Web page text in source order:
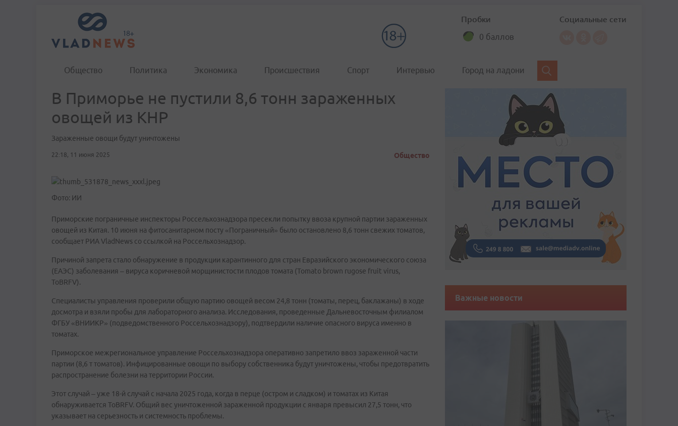
Пробки
0 баллов
Социальные сети
Общество Политика Экономика Происшествия Спорт Интервью Город на ладони
В Приморье не пустили 8,6 тонн зараженных
овощей из КНР
Зараженные овощи будут уничтожены
22:18, 11 июня 2025 Общество
Фото: ИИ
Приморские пограничные инспекторы Россельхознадзора пресекли попытку ввоза крупной партии зараженных
овощей из Китая. 10 июня на фитосанитарном посту «Пограничный» было остановлено 8,6 тонн свежих томатов,
сообщает РИА VladNews со ссылкой на Россельхознадзор.
Причиной запрета стало обнаружение в продукции карантинного для стран Евразийского экономического союза
(ЕАЭС) заболевания – вируса коричневой морщинистости плодов томата (Tomato brown rugose fruit virus,
ToBRFV).
Специалисты управления проверили общую партию овощей весом 24,8 тонн (томаты, перец, баклажаны) в ходе
досмотра и взяли пробы для лабораторного анализа. Исследования, проведенные Дальневосточным филиалом
ФГБУ «ВНИИКР» (подведомственного Россельхознадзору), подтвердили наличие опасного вируса именно в
томатах.
Приморское межрегиональное управление Россельхознадзора оперативно запретило ввоз зараженной части
партии (8,6 т томатов). Инфицированные овощи по выбору собственника будут уничтожены, чтобы предотвратить
распространение болезни на территории России.
Этот случай – уже 18-й случай с начала 2025 года, когда в перце (остром и сладком) и томатах из Китая
обнаруживается ToBRFV. Общий вес уничтоженной зараженной продукции с января превысил 27,5 тонн, что
указывает на серьезность и системность проблемы.
Важные новости